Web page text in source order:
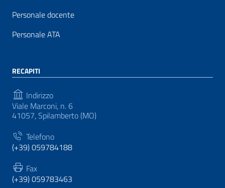
Personale docente
Personale ATA
RECAPITI
Indirizzo
Viale Marconi, n. 6
41057, Spilamberto (MO)
Telefono
(+39) 059784188
Fax
(+39) 059783463